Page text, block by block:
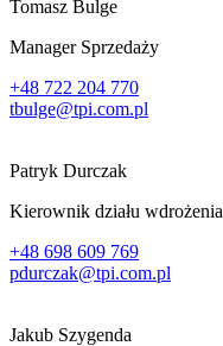
Tomasz Bulge
Manager Sprzedaży
+48 722 204 770
tbulge@tpi.com.pl
Patryk Durczak
Kierownik działu wdrożenia
+48 698 609 769
pdurczak@tpi.com.pl
Jakub Szygenda